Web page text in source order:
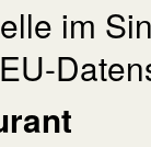
im